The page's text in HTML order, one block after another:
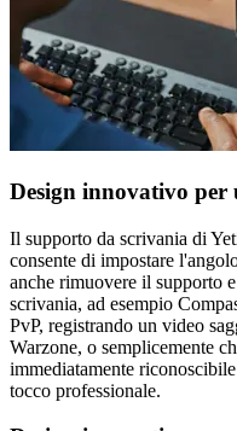
Design innovativo per
Il supporto da scrivania di
consente di impostare
anche rimuovere il supporto
scrivania, ad esempio
PvP, registrando un video
Warzone, o semplicemente
immediatamente
tocco professionale.